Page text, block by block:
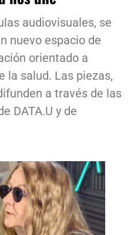
audiovisuales, se
nuevo espacio de
orientado a
la salud. Las piezas,
a través de las
DATA.U y de